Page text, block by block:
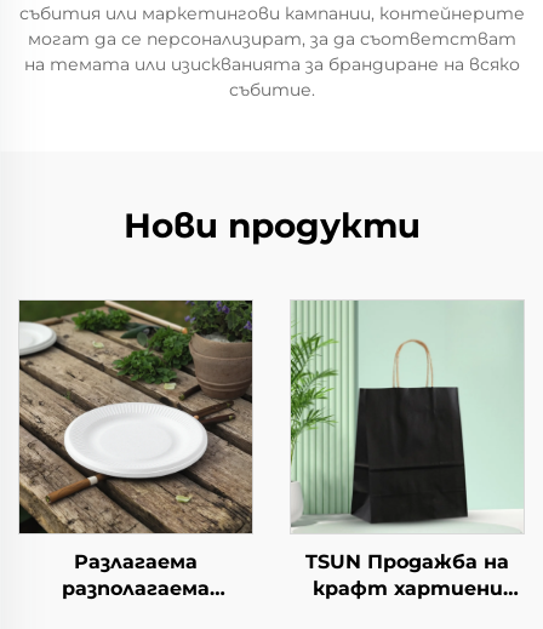
събития или маркетингови кампании, контейнерите
могат да се персонализират, за да съответстват
на темата или изискванията за брандиране на всяко
събитие.
Нови продукти
Разлагаема
разполагаема
TSUN Продажба на
крафт хартиени